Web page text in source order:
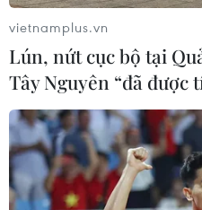
Iran
03/08/2026 06:24
Tổng thống Trump
điểm Mỹ nối lại đàm
03/08/2026 00:50
vietnamplus.vn
Lún, nứt cục bộ tại
Tây Nguyên “đã được